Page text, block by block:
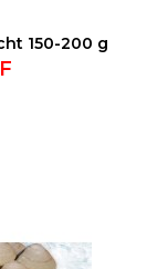
150-200 g